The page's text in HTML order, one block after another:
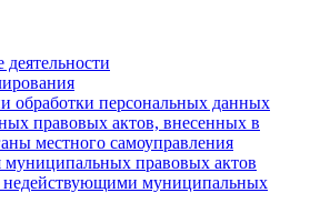
обработки персональных данных
правовых актов, внесенных в
местного самоуправления
правовых актов
муниципальных